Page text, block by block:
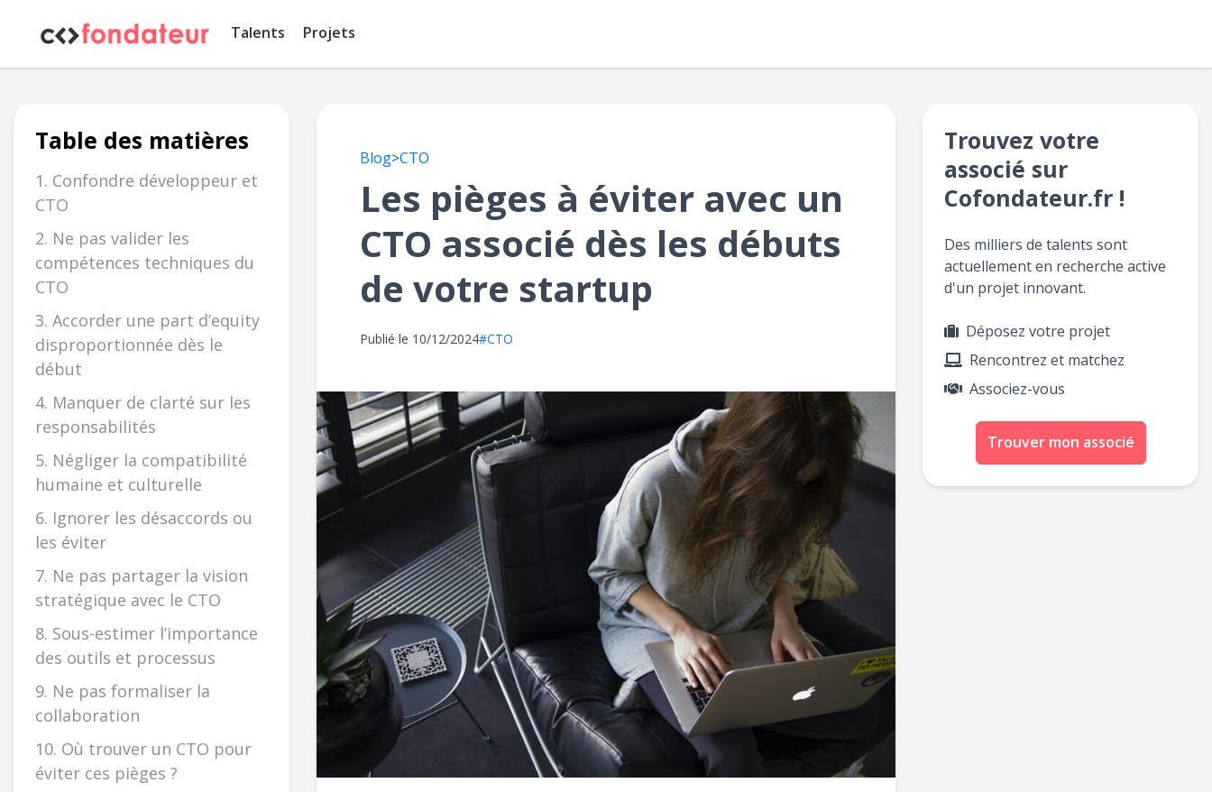
Talents Projets
Table des matières
1. Confondre développeur et
CTO
2. Ne pas valider les
compétences techniques du
CTO
3. Accorder une part d’equity
disproportionnée dès le
début
4. Manquer de clarté sur les
responsabilités
5. Négliger la compatibilité
humaine et culturelle
6. Ignorer les désaccords ou
les éviter
7. Ne pas partager la vision
stratégique avec le CTO
8. Sous-estimer l’importance
des outils et processus
9. Ne pas formaliser la
collaboration
10. Où trouver un CTO pour
éviter ces pièges ?
Blog>CTO
Les pièges à éviter avec un
CTO associé dès les débuts
de votre startup
Publié le 10/12/2024#CTO
Trouvez votre
associé sur
Cofondateur.fr !
Des milliers de talents sont
actuellement en recherche active
d'un projet innovant.
Déposez votre projet
Rencontrez et matchez
Associez-vous
Trouver mon associé